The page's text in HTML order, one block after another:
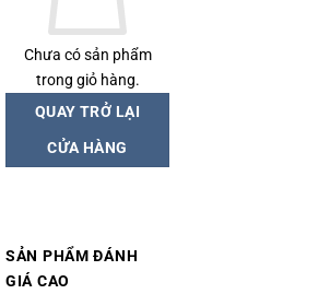
Chưa có sản phẩm
trong giỏ hàng.
QUAY TRỞ LẠI
CỬA HÀNG
SẢN PHẨM ĐÁNH
GIÁ CAO